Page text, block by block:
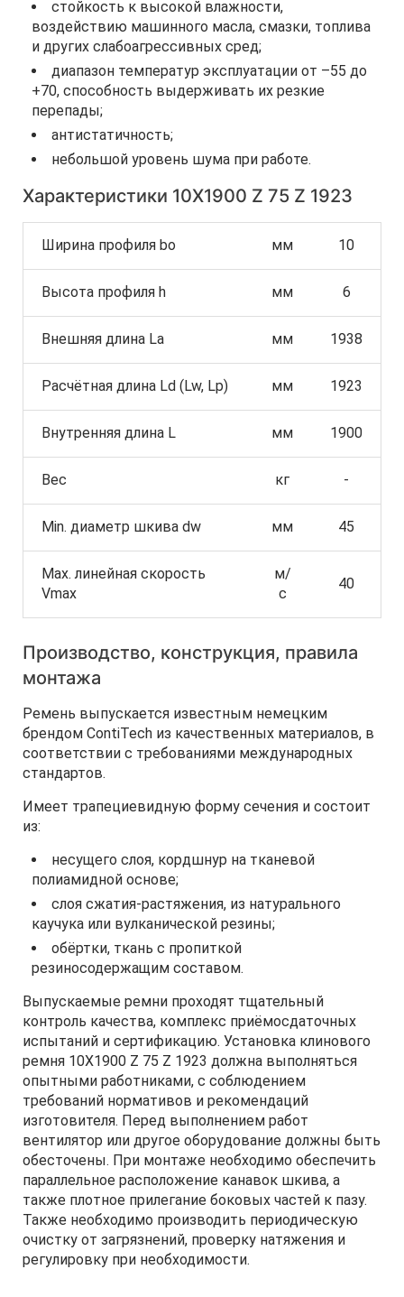
стойкость к высокой влажности,
воздействию машинного масла, смазки, топлива
и других слабоагрессивных сред;
диапазон температур эксплуатации от –55 до
+70, способность выдерживать их резкие
перепады;
антистатичность;
небольшой уровень шума при работе.
Характеристики 10Х1900 Z 75 Z 1923
Ширина профиля bo мм 10
Высота профиля h мм 6
Внешняя длина La мм 1938
Расчётная длина Ld (Lw, Lp) мм 1923
Внутренняя длина L мм 1900
Вес кг -
Min. диаметр шкива dw мм 45
Max. линейная скорость
Vmax
м/
с
40
Производство, конструкция, правила
монтажа
Ремень выпускается известным немецким
брендом ContiTech из качественных материалов, в
соответствии с требованиями международных
стандартов.
Имеет трапециевидную форму сечения и состоит
из:
несущего слоя, кордшнур на тканевой
полиамидной основе;
слоя сжатия-растяжения, из натурального
каучука или вулканической резины;
обёртки, ткань с пропиткой
резиносодержащим составом.
Выпускаемые ремни проходят тщательный
контроль качества, комплекс приёмосдаточных
испытаний и сертификацию. Установка клинового
ремня 10Х1900 Z 75 Z 1923 должна выполняться
опытными работниками, с соблюдением
требований нормативов и рекомендаций
изготовителя. Перед выполнением работ
вентилятор или другое оборудование должны быть
обесточены. При монтаже необходимо обеспечить
параллельное расположение канавок шкива, а
также плотное прилегание боковых частей к пазу.
Также необходимо производить периодическую
очистку от загрязнений, проверку натяжения и
регулировку при необходимости.